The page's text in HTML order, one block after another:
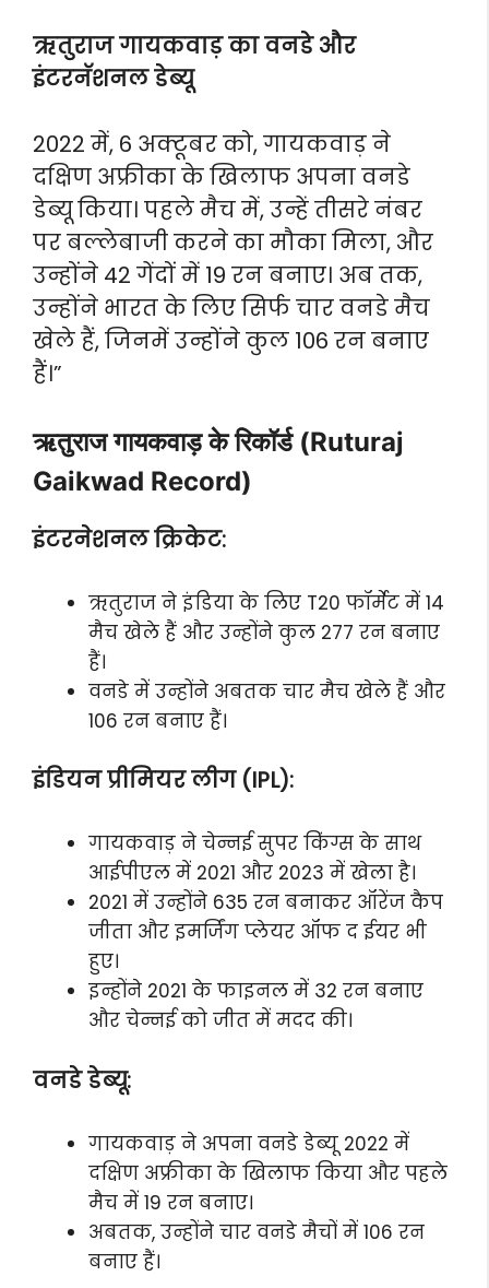
ऋतुराज गायकवाड़ का वनडे और
इंटरनॅशनल डेब्यू
2022 में, 6 अक्टूबर को, गायकवाड़ ने
दक्षिण अफ्रीका के खिलाफ अपना वनडे
डेब्यू किया। पहले मैच में, उन्हें तीसरे नंबर
पर बल्लेबाजी करने का मौका मिला, और
उन्होंने 42 गेंदों में 19 रन बनाए। अब तक,
उन्होंने भारत के लिए सिर्फ चार वनडे मैच
खेले हैं, जिनमें उन्होंने कुल 106 रन बनाए
हैं।”
ऋतुराज गायकवाड़ के रिकॉर्ड (Ruturaj
Gaikwad Record)
इंटरनेशनल क्रिकेट:
ऋतुराज ने इंडिया के लिए T20 फॉर्मेट में 14
मैच खेले हैं और उन्होंने कुल 277 रन बनाए
हैं।
वनडे में उन्होंने अबतक चार मैच खेले हैं और
106 रन बनाए हैं।
इंडियन प्रीमियर लीग (IPL):
गायकवाड़ ने चेन्नई सुपर किंग्स के साथ
आईपीएल में 2021 और 2023 में खेला है।
2021 में उन्होंने 635 रन बनाकर ऑरेंज कैप
जीता और इमर्जिंग प्लेयर ऑफ द ईयर भी
हुए।
इन्होंने 2021 के फाइनल में 32 रन बनाए
और चेन्नई को जीत में मदद की।
वनडे डेब्यू:
गायकवाड़ ने अपना वनडे डेब्यू 2022 में
दक्षिण अफ्रीका के खिलाफ किया और पहले
मैच में 19 रन बनाए।
अबतक, उन्होंने चार वनडे मैचों में 106 रन
बनाए हैं।